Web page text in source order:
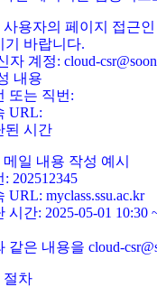
사용자의 페이지 접근
기 바랍니다.
자 계정: cloud-
내용
또는 직번:
URL:
된 시간
일 내용 작성 예시
: 202512345
URL: myclass.ssu.ac.kr
시간: 2025-05-01 10:30
같은 내용을 cloud-
절차